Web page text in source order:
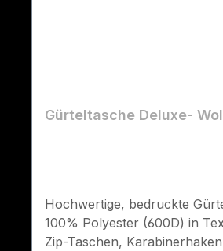
Gürteltasche Deluxe-
Hochwertige, bedruckte
100% Polyester (600D) in
Zip-Taschen,